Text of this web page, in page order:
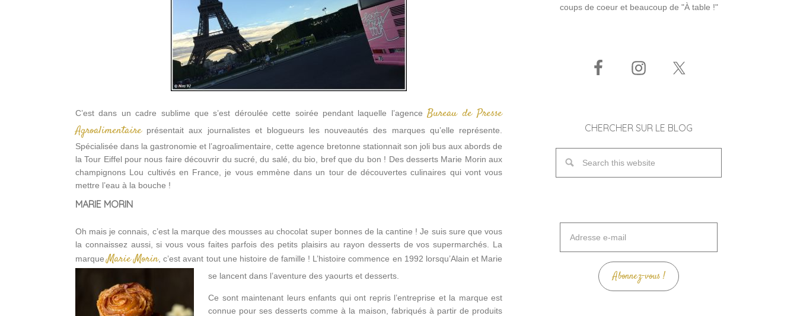
C’est dans un cadre sublime que s’est déroulée cette soirée pendant laquelle l’agenceBureau de Presse
Agroalimentaireprésentait aux journalistes et blogueurs les nouveautés des marques qu’elle représente.
Spécialisée dans la gastronomie et l’agroalimentaire, cette agence bretonne stationnait son joli bus aux abords de
la Tour Eiffel pour nous faire découvrir du sucré, du salé, du bio, bref que du bon ! Des desserts Marie Morin aux
champignons Lou cultivés en France, je vous emmène dans un tour de découvertes culinaires qui vont vous
mettre l’eau à la bouche !
MARIE MORIN
Oh mais je connais, c’est la marque des mousses au chocolat super bonnes de la cantine ! Je suis sure que vous
la connaissez aussi, si vous vous faites parfois des petits plaisirs au rayon desserts de vos supermarchés. La
marqueMarie Morin, c’est avant tout une histoire de famille ! L’histoire commence en 1992 lorsqu’Alain et Marie
se lancent dans l’aventure des yaourts et desserts.
Ce sont maintenant leurs enfants qui ont repris l’entreprise et la marque est
connue pour ses desserts comme à la maison, fabriqués à partir de produits
coups de coeur et beaucoup de "À table !"
CHERCHER SUR LE BLOG
mail
Abonnez-vous !